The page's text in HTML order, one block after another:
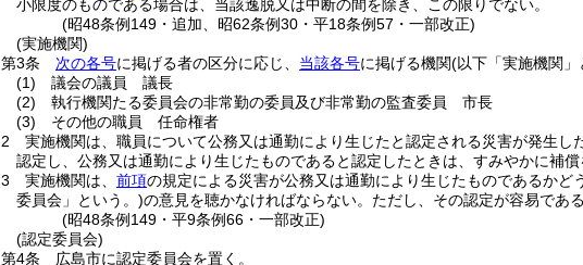
小限度のものである場合は、当該逸脱又は中断の間を除き、この限りでない。
(昭48条例149・追加、昭62条例30・平18条例57・一部改正)
(実施機関)
第3条
次の各号に掲げる者の区分に応じ、 当該各号に掲げる機関(以下「実施機関」
(1)
議会の議員 議長
(2)
執行機関たる委員会の非常勤の委員及び非常勤の監査委員 市長
(3)
その他の職員 任命権者
2
実施機関は、職員について公務又は通勤により生じたと認定される災害が発生
認定し、公務又は通勤により生じたものであると認定したときは、すみやかに補
3
実施機関は、 前項の規定による災害が公務又は通勤により生じたものであるか
委員会」という。)の意見を聴かなければならない。 ただし、その認定が容易であ
(昭48条例149・平9条例66・一部改正)
(認定委員会)
第4条
広島市に認定委員会を置く。